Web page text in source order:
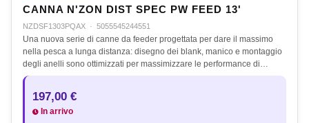
CANNA N'ZON DIST SPEC PW FEED 13'
NZDSF1303PQAX · 5055545244551
Una nuova serie di canne da feeder progettata per dare il massimo
nella pesca a lunga distanza: disegno dei blank, manico e montaggio
degli anelli sono ottimizzati per massimizzare le performance di…
197,00 €
In arrivo